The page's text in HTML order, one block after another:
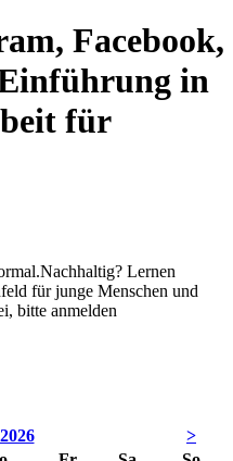
Facebook,
in
für
Lernen
für junge Menschen und
bitte anmelden
>